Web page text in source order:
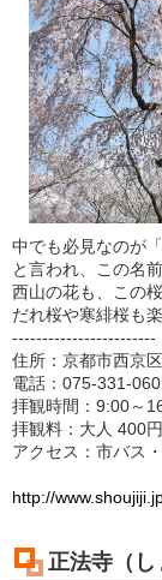
中でも必見なのが
と言われ、この名
西山の花も、この
だれ桜や寒緋桜も
------------------------
住所：京都市西京
電話：075-331-
拝観時間：9:00～
拝観料：大人 400円
アクセス：市バス
http://
正法寺（し